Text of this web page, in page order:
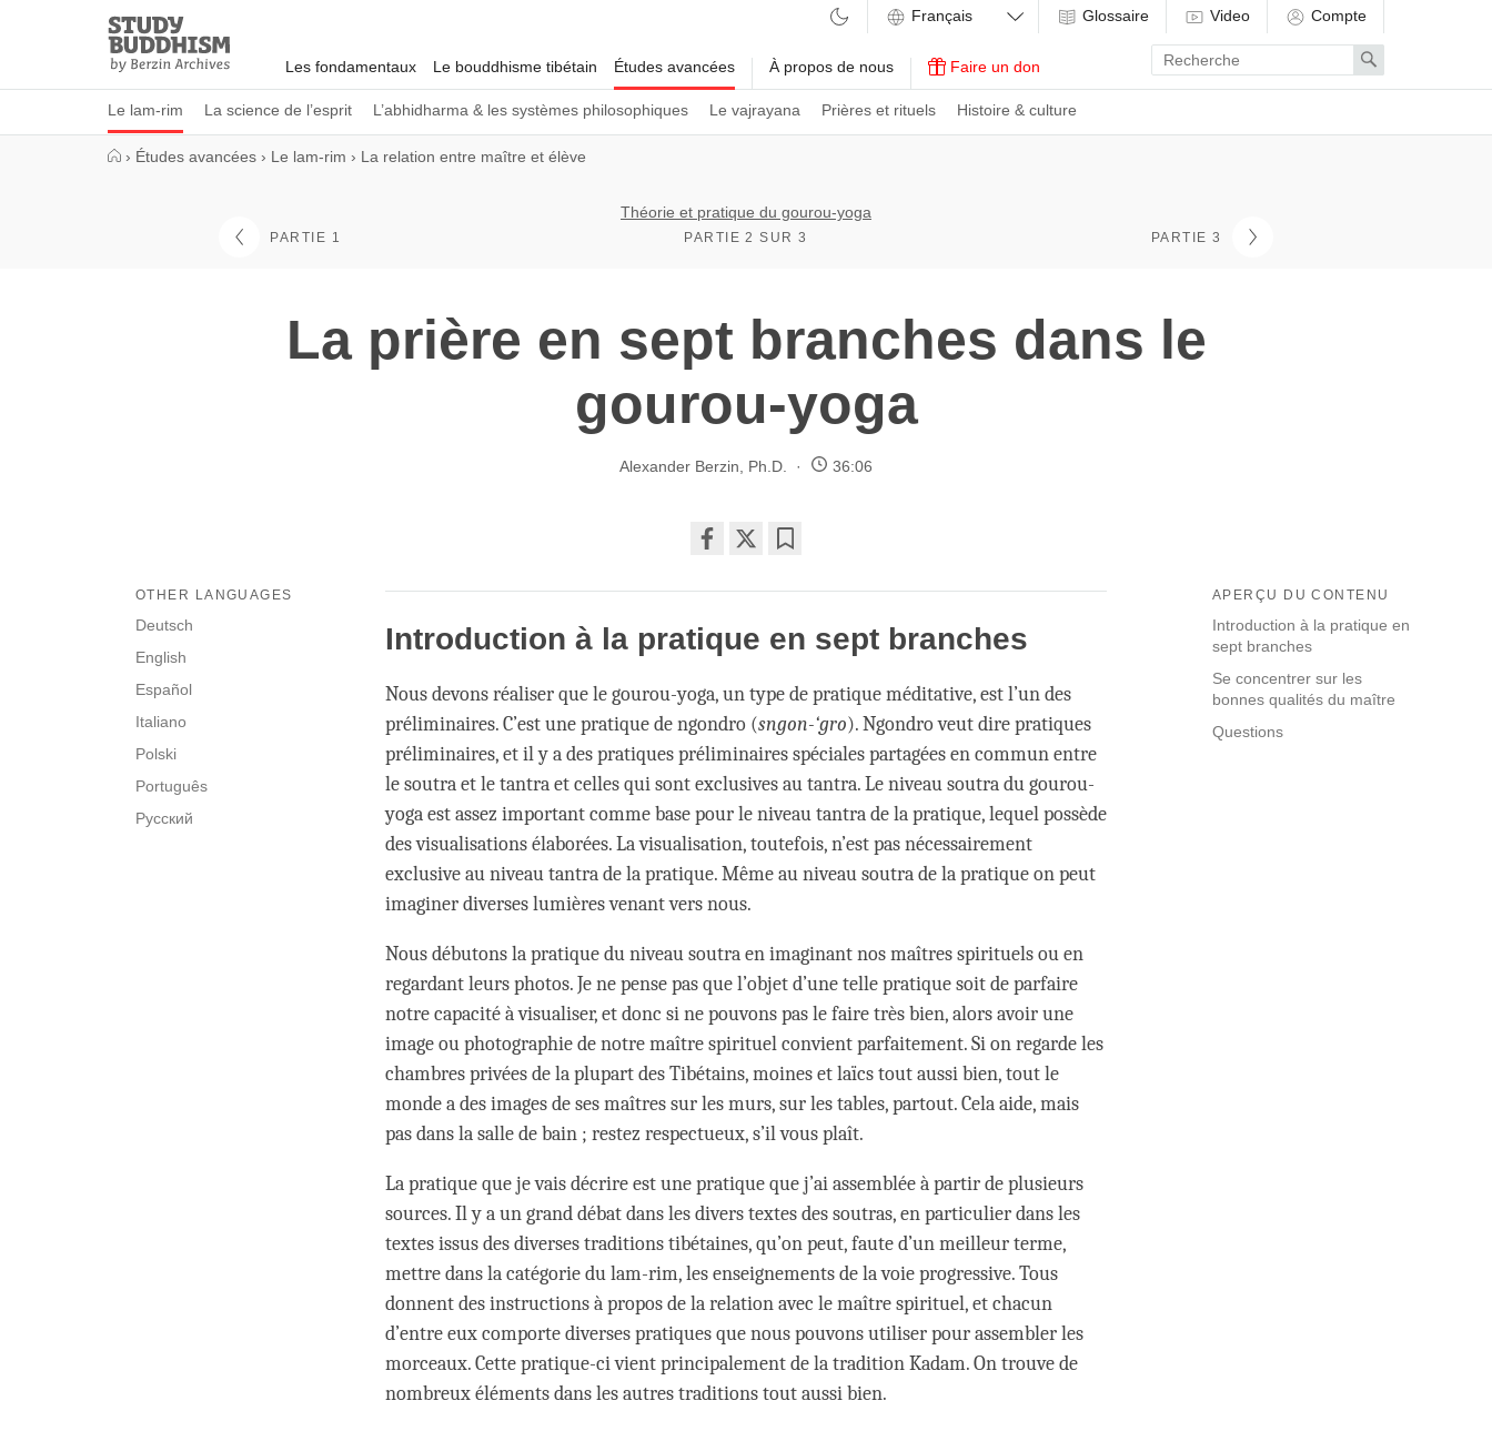
Study
Buddhism
Home
Les fondamentaux Le bouddhisme tibétain Études avancées
Le lam-rim La science de l’esprit L’abhidharma & les systèmes philosophiques Le vajrayana Prières et rituels Histoire & culture
À propos de nous Faire un don
Glossaire Video Compte
Enter
search
term
Search
› Études avancées › Le lam-rim › La relation entre maître et élève
PARTIE 1
Théorie et pratique du gourou-yoga
PARTIE 2 SUR 3 PARTIE 3
La prière en sept branches dans le
gourou-yoga
Alexander Berzin, Ph.D. 36:06
on
facebook
APERÇU DU CONTENU
Introduction à la pratique en
sept branches
Se concentrer sur les
bonnes qualités du maître
Questions
OTHER LANGUAGES
Deutsch
English
Español
Italiano
Polski
Português
Русский
Introduction à la pratique en sept branches
Nous devons réaliser que le gourou-yoga, un type de pratique méditative, est l’un des
préliminaires. C’est une pratique de ngondro (sngon-‘gro). Ngondro veut dire pratiques
préliminaires, et il y a des pratiques préliminaires spéciales partagées en commun entre
le soutra et le tantra et celles qui sont exclusives au tantra. Le niveau soutra du gourou-
yoga est assez important comme base pour le niveau tantra de la pratique, lequel possède
des visualisations élaborées. La visualisation, toutefois, n’est pas nécessairement
exclusive au niveau tantra de la pratique. Même au niveau soutra de la pratique on peut
imaginer diverses lumières venant vers nous.
Nous débutons la pratique du niveau soutra en imaginant nos maîtres spirituels ou en
regardant leurs photos. Je ne pense pas que l’objet d’une telle pratique soit de parfaire
notre capacité à visualiser, et donc si ne pouvons pas le faire très bien, alors avoir une
image ou photographie de notre maître spirituel convient parfaitement. Si on regarde les
chambres privées de la plupart des Tibétains, moines et laïcs tout aussi bien, tout le
monde a des images de ses maîtres sur les murs, sur les tables, partout. Cela aide, mais
pas dans la salle de bain ; restez respectueux, s’il vous plaît.
La pratique que je vais décrire est une pratique que j’ai assemblée à partir de plusieurs
sources. Il y a un grand débat dans les divers textes des soutras, en particulier dans les
textes issus des diverses traditions tibétaines, qu’on peut, faute d’un meilleur terme,
mettre dans la catégorie du lam-rim, les enseignements de la voie progressive. Tous
donnent des instructions à propos de la relation avec le maître spirituel, et chacun
d’entre eux comporte diverses pratiques que nous pouvons utiliser pour assembler les
morceaux. Cette pratique-ci vient principalement de la tradition Kadam. On trouve de
nombreux éléments dans les autres traditions tout aussi bien.